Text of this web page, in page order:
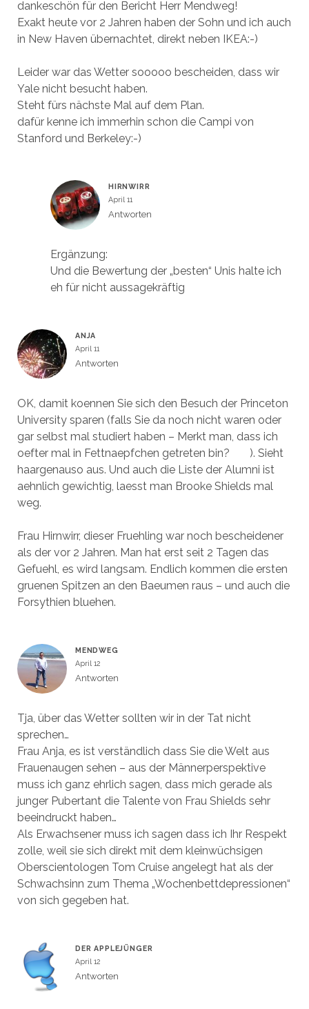
dankeschön für den Bericht Herr Mendweg!
Exakt heute vor 2 Jahren haben der Sohn und ich auch
in New Haven übernachtet, direkt neben IKEA:-)
Leider war das Wetter sooooo bescheiden, dass wir
Yale nicht besucht haben.
Steht fürs nächste Mal auf dem Plan.
dafür kenne ich immerhin schon die Campi von
Stanford und Berkeley:-)
HIRNWIRR
April 11
Antworten
Ergänzung:
Und die Bewertung der „besten“ Unis halte ich
eh für nicht aussagekräftig
ANJA
April 11
Antworten
OK, damit koennen Sie sich den Besuch der Princeton
University sparen (falls Sie da noch nicht waren oder
gar selbst mal studiert haben – Merkt man, dass ich
oefter mal in Fettnaepfchen getreten bin?
). Sieht
haargenauso aus. Und auch die Liste der Alumni ist
aehnlich gewichtig, laesst man Brooke Shields mal
weg.
Frau Hirnwirr, dieser Fruehling war noch bescheidener
als der vor 2 Jahren. Man hat erst seit 2 Tagen das
Gefuehl, es wird langsam. Endlich kommen die ersten
gruenen Spitzen an den Baeumen raus – und auch die
Forsythien bluehen.
MENDWEG
April 12
Antworten
Tja, über das Wetter sollten wir in der Tat nicht
sprechen…
Frau Anja, es ist verständlich dass Sie die Welt aus
Frauenaugen sehen – aus der Männerperspektive
muss ich ganz ehrlich sagen, dass mich gerade als
junger Pubertant die Talente von Frau Shields sehr
beeindruckt haben…
Als Erwachsener muss ich sagen dass ich Ihr Respekt
zolle, weil sie sich direkt mit dem kleinwüchsigen
Oberscientologen Tom Cruise angelegt hat als der
Schwachsinn zum Thema „Wochenbettdepressionen“
von sich gegeben hat.
DER APPLEJÜNGER
April 12
Antworten